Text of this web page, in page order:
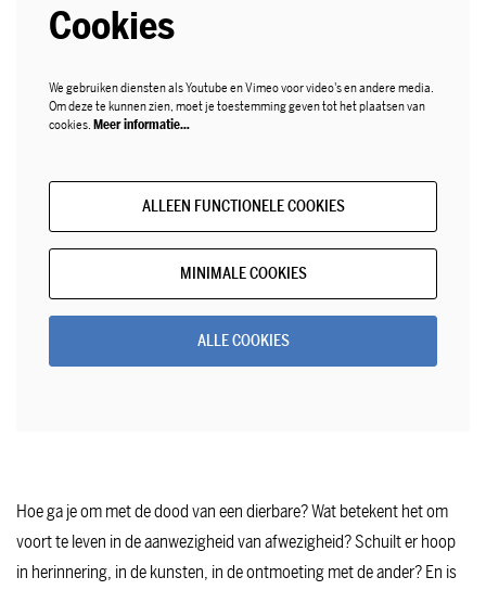
Cookies
We gebruiken diensten als Youtube en Vimeo voor video's en andere media.
Om deze te kunnen zien, moet je toestemming geven tot het plaatsen van
cookies.Meer informatie…
ALLEEN FUNCTIONELE COOKIES
MINIMALE COOKIES
ALLE COOKIES
Hoe ga je om met de dood van een dierbare? Wat betekent het om
voort te leven in de aanwezigheid van afwezigheid? Schuilt er hoop
in herinnering, in de kunsten, in de ontmoeting met de ander? En is